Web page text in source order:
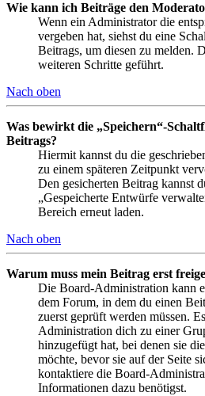
Wie kann ich Beiträge den
Wenn ein Administrator die
vergeben hat, siehst du eine
Beitrags, um diesen zu melden.
weiteren Schritte geführt.
Nach oben
Was bewirkt die „Speichern“-
Beitrags?
Hiermit kannst du die
zu einem späteren Zeitpunkt
Den gesicherten Beitrag kannst
„Gespeicherte Entwürfe
Bereich erneut laden.
Nach oben
Warum muss mein Beitrag erst
Die Board-Administration kann
dem Forum, in dem du einen
zuerst geprüft werden müssen.
Administration dich zu einer
hinzugefügt hat, bei denen sie
möchte, bevor sie auf der Seite
kontaktiere die Board-
Informationen dazu benötigst.